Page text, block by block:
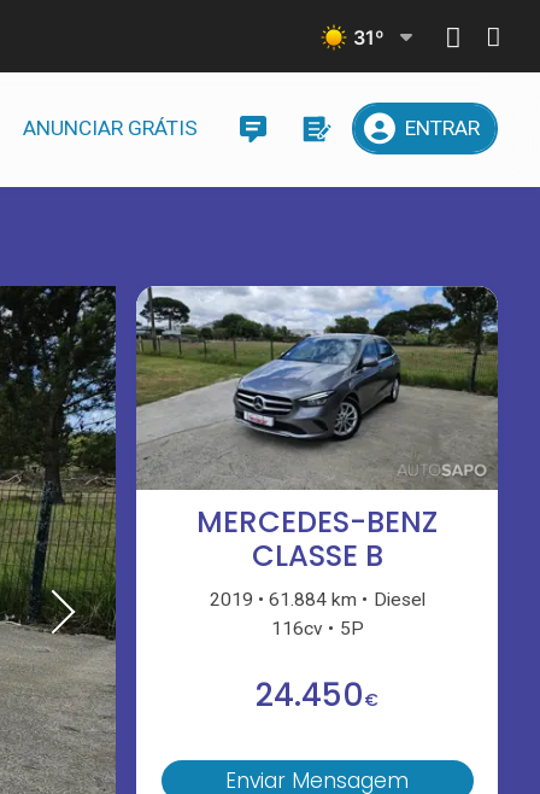
31º
ANUNCIAR GRÁTIS ENTRAR
MERCEDES-BENZ
CLASSE B
2019 61.884 km
Diesel
116cv
5P
24.450€
Enviar Mensagem